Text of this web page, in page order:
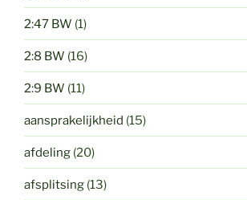
2:47 BW (1)
2:8 BW (16)
2:9 BW (11)
aansprakelijkheid (15)
afdeling (20)
afsplitsing (13)